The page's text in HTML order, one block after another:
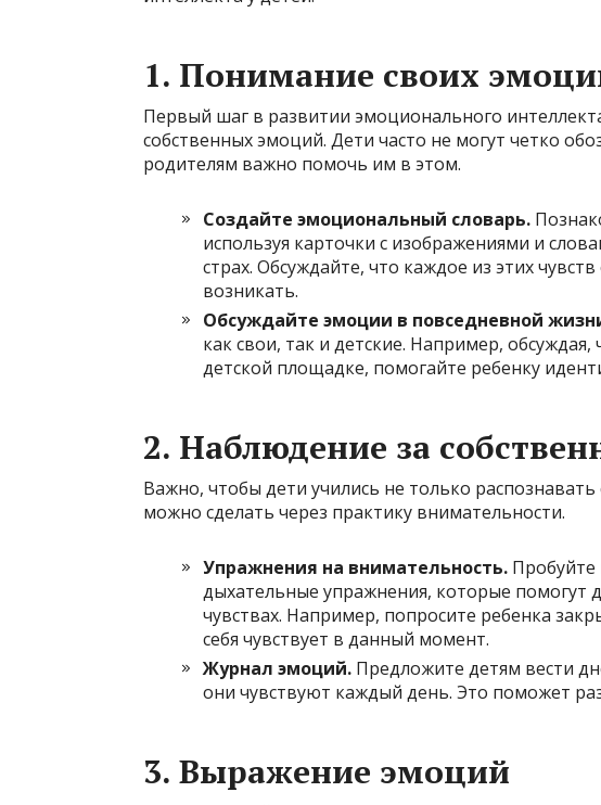
1. Понимание своих
Первый шаг в развитии эмоционального
собственных эмоций. Дети часто не могут четко
родителям важно помочь им в этом.
Создайте эмоциональный словарь.
используя карточки с изображениями и
страх. Обсуждайте, что каждое из этих
возникать.
Обсуждайте эмоции в повседневной
как свои, так и детские. Например,
детской площадке, помогайте ребенку
2. Наблюдение за
Важно, чтобы дети учились не только
можно сделать через практику внимательности.
Упражнения на внимательность.
дыхательные упражнения, которые помогут
чувствах. Например, попросите ребенка
себя чувствует в данный момент.
Журнал эмоций. Предложите детям вести
они чувствуют каждый день. Это поможет
3. Выражение эмоций